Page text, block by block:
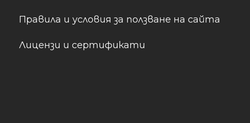
Правила и условия за ползване на сайта
Лицензи и сертификати